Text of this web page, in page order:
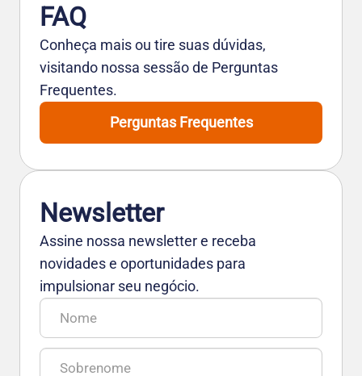
FAQ
Conheça mais ou tire suas dúvidas,
visitando nossa sessão de Perguntas
Frequentes.
Perguntas Frequentes
Newsletter
Assine nossa newsletter e receba
novidades e oportunidades para
impulsionar seu negócio.